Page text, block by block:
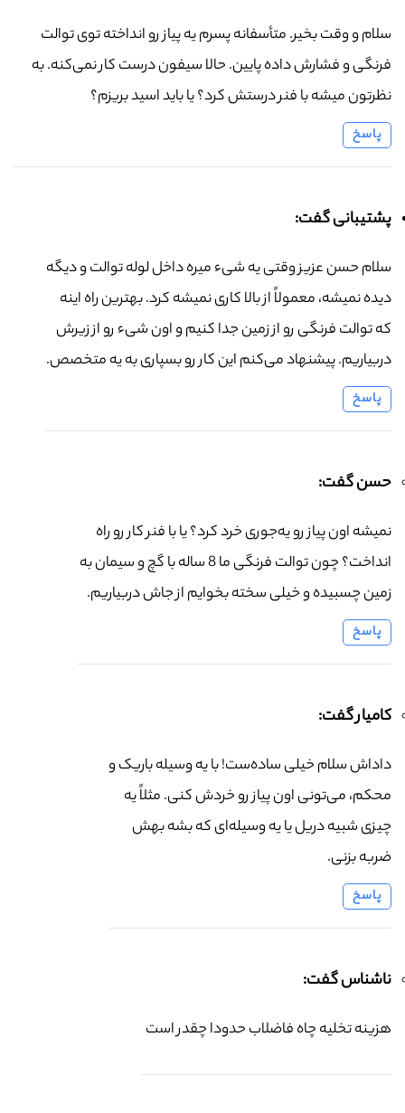
سلام و وقت بخیر. متأسفانه پسرم یه پیاز رو انداخته توی توالت
فرنگی و فشارش داده پایین. حالا سیفون درست کار نمی‌کنه. به
نظرتون میشه با فنر درستش کرد؟ یا باید اسید بریزم؟
پاسخ
پشتیبانی گفت:
سلام حسن عزیز وقتی یه شیء میره داخل لوله توالت و دیگه
دیده نمیشه، معمولاً از بالا کاری نمیشه کرد. بهترین راه اینه
که توالت فرنگی رو از زمین جدا کنیم و اون شیء رو از زیرش
دربیاریم. پیشنهاد می‌کنم این کار رو بسپاری به یه متخصص.
پاسخ
حسن گفت:
نمیشه اون پیاز رو یه‌جوری خرد کرد؟ یا با فنر کار رو راه
انداخت؟ چون توالت فرنگی ما 8 ساله با گچ و سیمان به
زمین چسبیده و خیلی سخته بخوایم از جاش دربیاریم.
پاسخ
کامیار گفت:
داداش سلام خیلی ساده‌ست! با یه وسیله باریک و
محکم، می‌تونی اون پیاز رو خردش کنی. مثلاً یه
چیزی شبیه دریل یا یه وسیله‌ای که بشه بهش
ضربه بزنی.
پاسخ
ناشناس گفت:
هزینه تخلیه چاه فاضلاب حدودا چقدر است